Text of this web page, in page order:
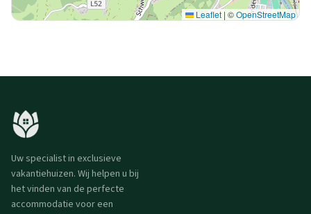
Leaflet | ©OpenStreetMap
Uw specialist in exclusieve
vakantiehuizen. Wij helpen u bij
het vinden van de perfecte
accommodatie voor een